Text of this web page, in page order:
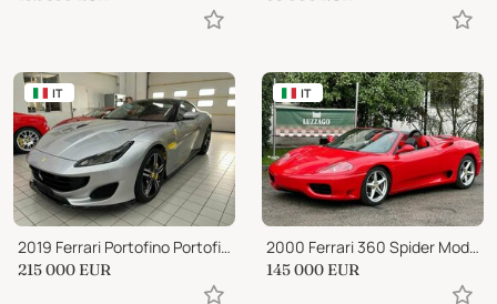
IT
2019 Ferrari Portofino Portofino
215 000 EUR
IT
2000 Ferrari 360 Spider Modena Manuale
145 000 EUR